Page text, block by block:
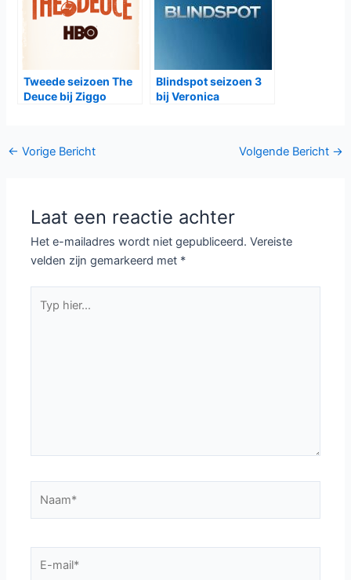
Tweede seizoen The
Deuce bij Ziggo
Blindspot seizoen 3
bij Veronica
Bericht
← Vorige Bericht Volgende Bericht →
Laat een reactie achter
Het e-mailadres wordt niet gepubliceerd. Vereiste
velden zijn gemarkeerd met *
hier...